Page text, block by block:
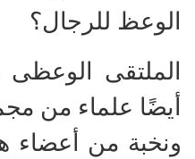
الوعظ للرجال؟
الملتقى
أيضًا علماء من
ونخبة من أعضاء